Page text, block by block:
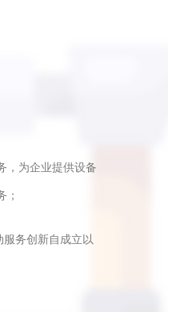
，为企业提供设备
；
务创新自成立以